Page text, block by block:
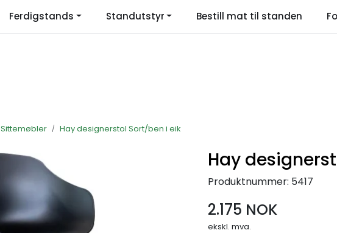
Language
Ferdigstands Standutstyr Bestill mat til standen
Sittemøbler Hay designerstol Sort/ben i eik
Hay
Produktnummer: 5417
2.175 NOK
ekskl. mva.